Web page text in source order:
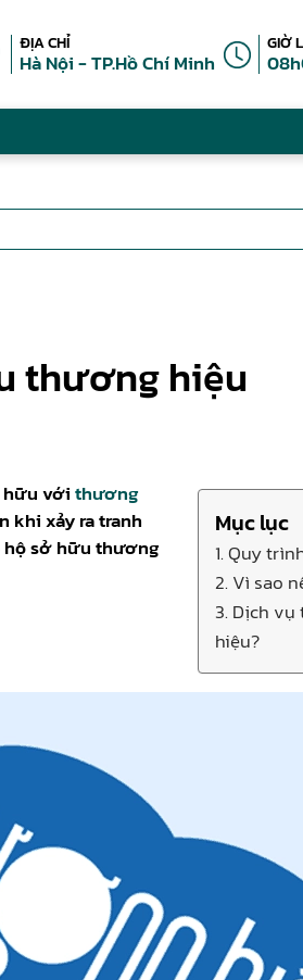
ĐỊA CHỈ
Hà Nội - TP.Hồ Chí Minh
GIỜ
thương hiệu
Mục lục
1. Quy
2. Vì sao
3. Dịch
hiệu?
hữu vớithương
khi xảy ra tranh
hộ sở hữu thương